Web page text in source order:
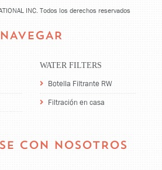
INC. Todos los derechos reservados
NAVEGAR
WATER FILTERS
Botella Filtrante RW
Filtración en casa
CON NOSOTROS